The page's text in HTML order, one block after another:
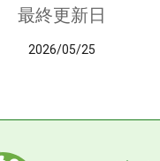
最終更新日
2026/05/25